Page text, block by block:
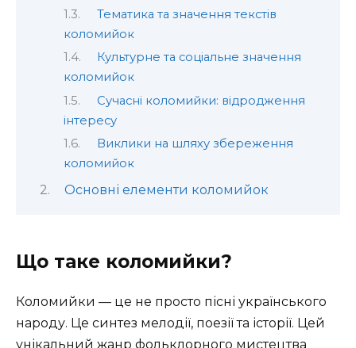
Тематика та значення текстів
коломийок
Культурне та соціальне значення
коломийок
Сучасні коломийки: відродження
інтересу
Виклики на шляху збереження
коломийок
Основні елементи коломийок
Що таке коломийки?
Коломийки — це не просто пісні українського
народу. Це синтез мелодії, поезії та історії. Цей
унікальний жанр фольклорного мистецтва